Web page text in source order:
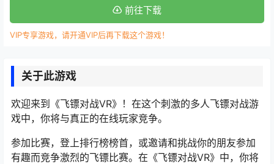
前往下载
VIP专享游戏，请开通VIP后再下载这个游戏！
关于此游戏
欢迎来到《飞镖对战VR》！在这个刺激的多人飞镖对战游
戏中，你将与真正的在线玩家竞争。
参加比赛，登上排行榜榜首，或邀请和挑战你的朋友参加
有趣而竞争激烈的飞镖比赛。在《飞镖对战VR》中，你将